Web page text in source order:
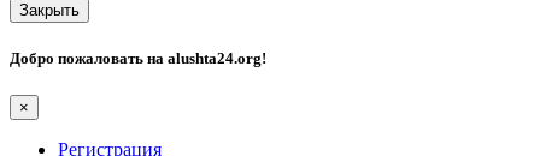
Закрыть
Добро пожаловать на alushta24.org!
×
Регистрация